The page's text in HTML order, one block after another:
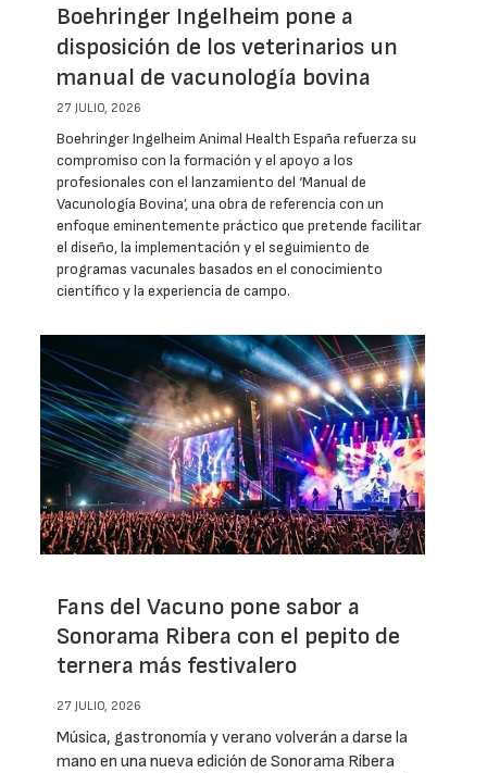
Boehringer Ingelheim pone a
disposición de los veterinarios un
manual de vacunología bovina
27 JULIO, 2026
Boehringer Ingelheim Animal Health España refuerza su
compromiso con la formación y el apoyo a los
profesionales con el lanzamiento del ‘Manual de
Vacunología Bovina’, una obra de referencia con un
enfoque eminentemente práctico que pretende facilitar
el diseño, la implementación y el seguimiento de
programas vacunales basados en el conocimiento
científico y la experiencia de campo.
Fans del Vacuno pone sabor a
Sonorama Ribera con el pepito de
ternera más festivalero
27 JULIO, 2026
Música, gastronomía y verano volverán a darse la
mano en una nueva edición de Sonorama Ribera